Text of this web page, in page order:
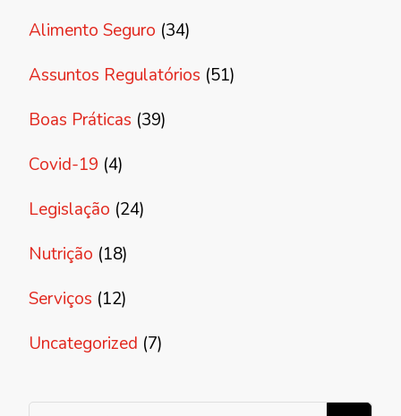
Alimento Seguro (34)
Assuntos Regulatórios (51)
Boas Práticas (39)
Covid-19 (4)
Legislação (24)
Nutrição (18)
Serviços (12)
Uncategorized (7)